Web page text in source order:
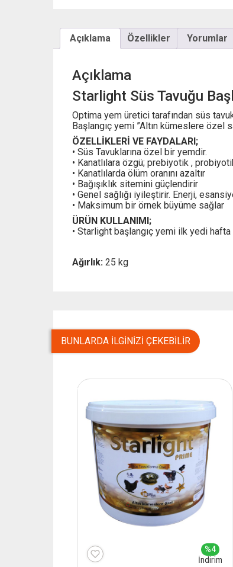
Açıklama Özellikler Yorumlar
Açıklama
Starlight Süs Tavuğu
Optima yem üretici tarafından süs
Başlangıç yemi ”Altın kümeslere özel
ÖZELLİKLERİ VE FAYDALARI;
• Süs Tavuklarına özel bir yemdir.
• Kanatlılara özgü; prebiyotik ,
• Kanatlılarda ölüm oranını azaltır
• Bağışıklık sitemini güçlendirir
• Genel sağlığı iyileştirir. Enerji,
• Maksimum bir örnek büyüme sağlar
ÜRÜN KULLANIMI;
• Starlight başlangıç yemi ilk yedi hafta
Ağırlık: 25 kg
BUNLARDA İLGINIZI ÇEKEBILIR
%4
İndirim